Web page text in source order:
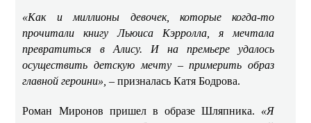
«Как и миллионы девочек, которые когда-то
прочитали книгу Льюиса Кэрролла, я мечтала
превратиться в Алису. И на премьере удалось
осуществить детскую мечту – примерить образ
главной героини», – призналась Катя Бодрова.
Роман Миронов пришел в образе Шляпника. «Я